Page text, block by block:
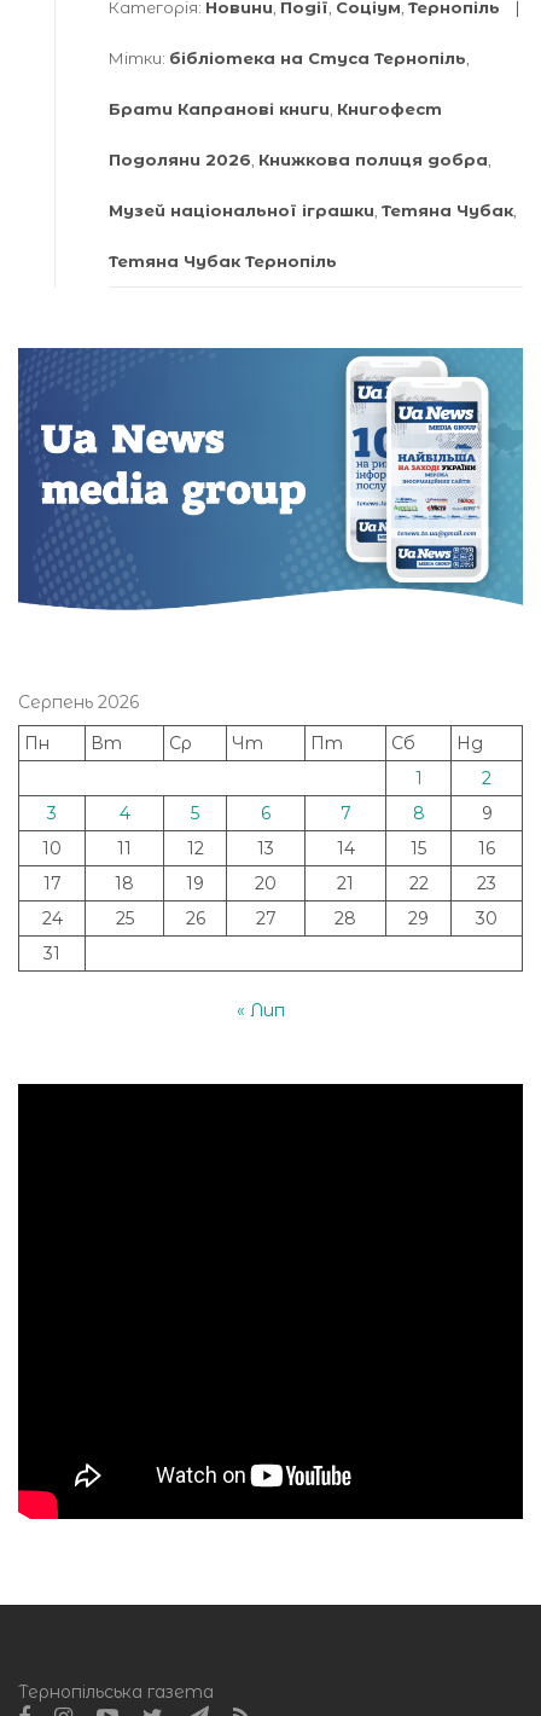
Категорія: Новини, Події, Соціум, Тернопіль
Мітки: бібліотека на Стуса Тернопіль,
Брати Капранові книги, Книгофест
Подоляни 2026, Книжкова полиця добра,
Музей національної іграшки, Тетяна Чубак,
Тетяна Чубак Тернопіль
Серпень 2026
Пн
Вт Ср Чт Пт Сб
Нд
1
2
3
4 5 6 7 8
9
10
11 12 13 14 15
16
17
18 19 20 21 22
23
24
25 26 27 28 29
30
31
« Лип
Тернопільська газета